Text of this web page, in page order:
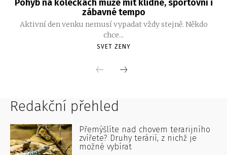
Redakční přehled
Přemýšlíte nad chovem terarijního
zvířete? Druhy terárií, z nichž je
možné vybírat